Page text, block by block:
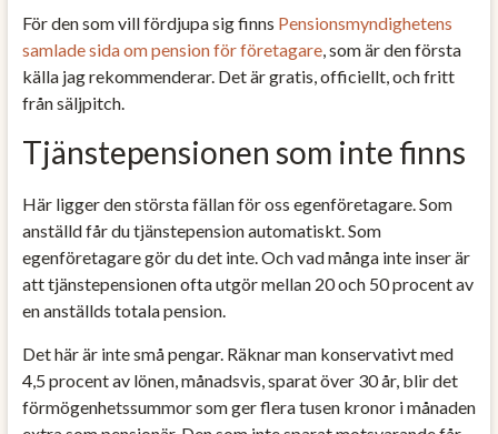
För den som vill fördjupa sig finns Pensionsmyndighetens
samlade sida om pension för företagare, som är den första
källa jag rekommenderar. Det är gratis, officiellt, och fritt
från säljpitch.
Tjänstepensionen som inte finns
Här ligger den största fällan för oss egenföretagare. Som
anställd får du tjänstepension automatiskt. Som
egenföretagare gör du det inte. Och vad många inte inser är
att tjänstepensionen ofta utgör mellan 20 och 50 procent av
en anställds totala pension.
Det här är inte små pengar. Räknar man konservativt med
4,5 procent av lönen, månadsvis, sparat över 30 år, blir det
förmögenhetssummor som ger flera tusen kronor i månaden